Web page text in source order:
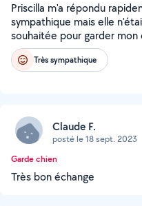
Priscilla m'a répondu
sympathique mais elle
souhaitée pour garder mon
Très sympathique
Claude F.
posté le 18 sept. 2023
Garde chien
Très bon échange